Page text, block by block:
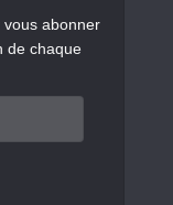
vous abonner
de chaque